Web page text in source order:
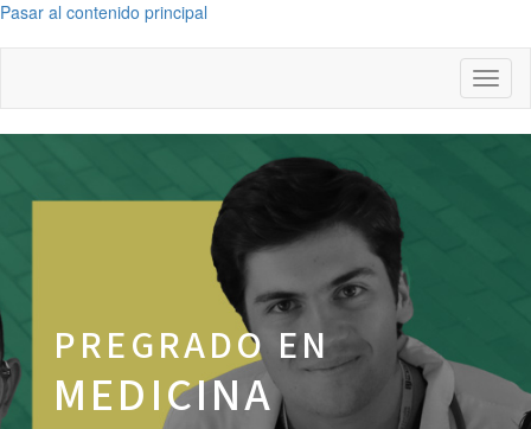
Pasar al contenido principal
PREGRADO EN
MEDICINA